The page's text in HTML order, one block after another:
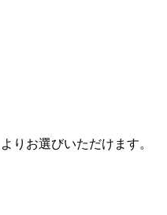
りお選びいただけます。